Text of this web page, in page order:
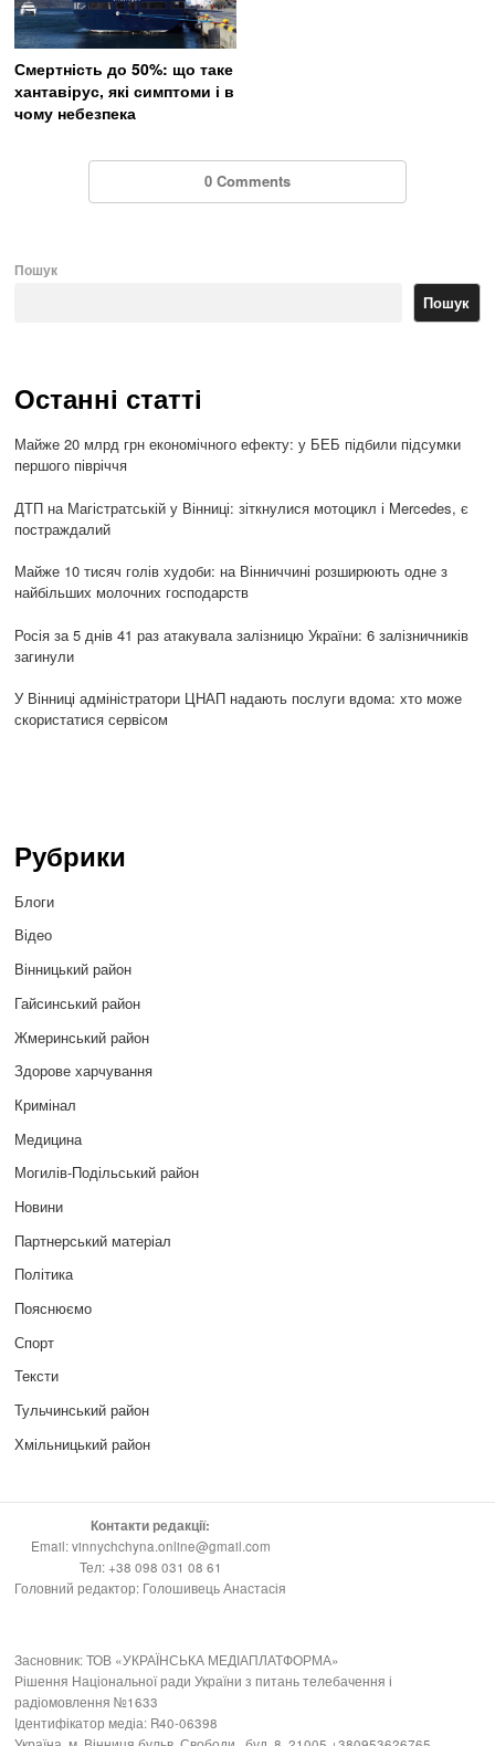
Смертність до 50%: що таке
хантавірус, які симптоми і в
чому небезпека
0 Comments
Пошук
Пошук
Останні статті
Майже 20 млрд грн економічного ефекту: у БЕБ підбили підсумки
першого півріччя
ДТП на Магістратській у Вінниці: зіткнулися мотоцикл і Mercedes, є
постраждалий
Майже 10 тисяч голів худоби: на Вінниччині розширюють одне з
найбільших молочних господарств
Росія за 5 днів 41 раз атакувала залізницю України: 6 залізничників
загинули
У Вінниці адміністратори ЦНАП надають послуги вдома: хто може
скористатися сервісом
Рубрики
Блоги
Відео
Вінницький район
Гайсинський район
Жмеринський район
Здорове харчування
Кримінал
Медицина
Могилів-Подільський район
Новини
Партнерський матеріал
Політика
Пояснюємо
Спорт
Тексти
Тульчинський район
Хмільницький район
Контакти редакції:
Email: vinnychchyna.online@gmail.com
Тел: +38 098 031 08 61
Головний редактор: Голошивець Анастасія
Засновник: ТОВ «УКРАЇНСЬКА МЕДІАПЛАТФОРМА»
Рішення Національної ради України з питань телебачення і
радіомовлення №1633
Ідентифікатор медіа: R40-06398